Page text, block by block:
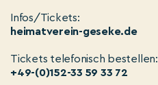
Infos/Tickets:
heimatverein-geseke.de
Tickets telefonisch bestellen:
+49-(0)152-33 59 33 72